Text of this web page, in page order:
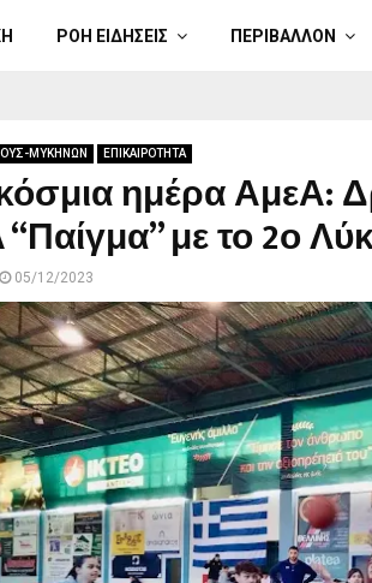
ΡΟΗ ΕΙΔΗΣΕΙΣ ΠΕΡΙΒΑΛΛΟΝ
ΜΥΚΗΝΩΝ ΕΠΙΚΑΙΡΟΤΗΤΑ
ημέρα ΑμεΑ:
με το 2ο
05/12/2023